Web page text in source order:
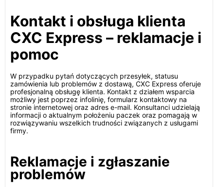
Kontakt i obsługa klienta
CXC Express – reklamacje i
pomoc
W przypadku pytań dotyczących przesyłek, statusu
zamówienia lub problemów z dostawą, CXC Express oferuje
profesjonalną obsługę klienta. Kontakt z działem wsparcia
możliwy jest poprzez infolinię, formularz kontaktowy na
stronie internetowej oraz adres e-mail. Konsultanci udzielają
informacji o aktualnym położeniu paczek oraz pomagają w
rozwiązywaniu wszelkich trudności związanych z usługami
firmy.
Reklamacje i zgłaszanie
problemów